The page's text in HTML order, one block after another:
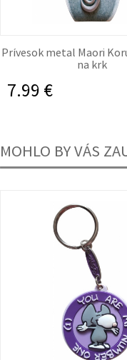
Prívesok metal Maori
na krk
7.99 €
MOHLO BY VÁS